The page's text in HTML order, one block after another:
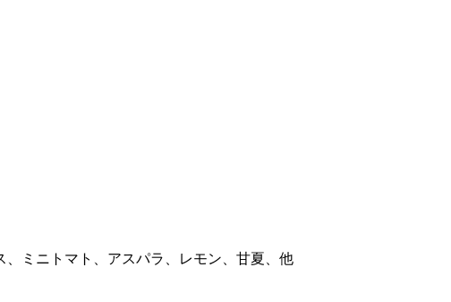
ミニトマト、アスパラ、レモン、甘夏、他